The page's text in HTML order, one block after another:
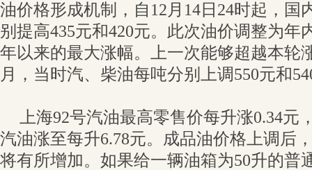
油价格形成机制，自12月14日24时起，国
别提高435元和420元。此次油价调整为年
年以来的最大涨幅。上一次能够超越本轮
月，当时汽、柴油每吨分别上调550元和
上海92号汽油最高零售价每升涨0.34元
汽油涨至每升6.78元。成品油价格上调后
将有所增加。如果给一辆油箱为50升的普